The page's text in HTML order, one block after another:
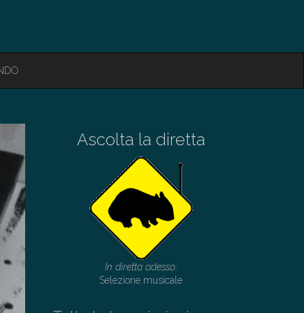
Ascolta la diretta
In diretta adesso:
Selezione musicale